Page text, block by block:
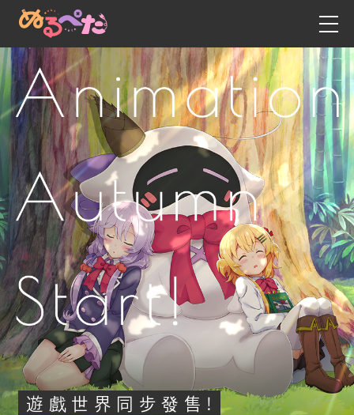
日語
英語
中文- 繁體字
中文 - 簡體字
新聞資訊
博客
動漫
故事
遊戲
人物角色
工作人員・演員
作品
遊戲世界同步發售!